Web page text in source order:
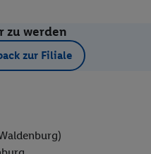
zu werden
zur Filiale